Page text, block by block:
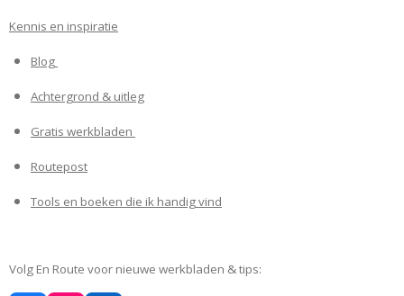
Kennis en inspiratie
Blog
Achtergrond & uitleg
Gratis werkbladen
Routepost
Tools en boeken die ik handig vind
Volg En Route voor nieuwe werkbladen & tips: